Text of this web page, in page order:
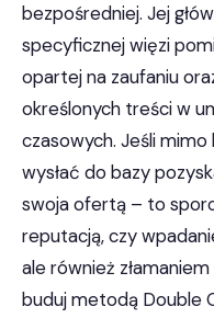
bezpośredniej. Jej
specyficznej więzi
opartej na zaufaniu
określonych treści w
czasowych. Jeśli
wysłać do bazy
swoja ofertą – to
reputacją, czy
ale również
buduj metodą Double